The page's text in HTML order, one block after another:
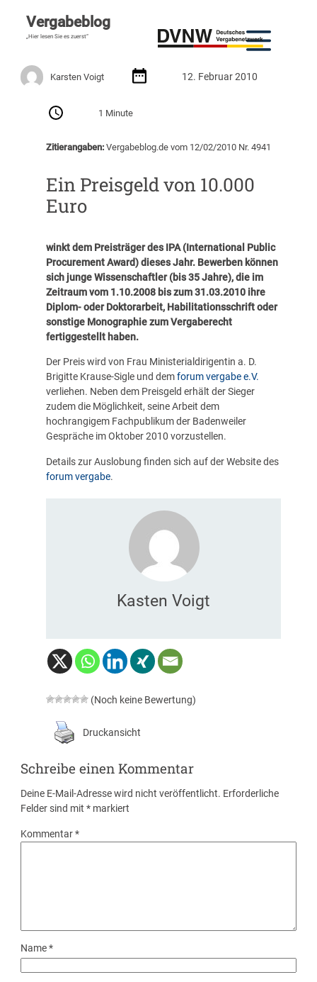
Vergabeblog
„Hier lesen Sie es zuerst“
Karsten Voigt 12. Februar 2010
1 Minute
Zitierangaben:Vergabeblog.de vom 12/02/2010 Nr. 4941
Ein Preisgeld von 10.000
Euro
winkt dem Preisträger des IPA (International Public
Procurement Award) dieses Jahr. Bewerben können
sich junge Wissenschaftler (bis 35 Jahre), die im
Zeitraum vom 1.10.2008 bis zum 31.03.2010 ihre
Diplom- oder Doktorarbeit, Habilitationsschrift oder
sonstige Monographie zum Vergaberecht
fertiggestellt haben.
Der Preis wird von Frau Ministerialdirigentin a. D.
Brigitte Krause-Sigle und demforum vergabe e.V.
verliehen. Neben dem Preisgeld erhält der Sieger
zudem die Möglichkeit, seine Arbeit dem
hochrangigem Fachpublikum der Badenweiler
Gespräche im Oktober 2010 vorzustellen.
Details zur Auslobung finden sich auf der Website des
forum vergabe.
Kasten Voigt
(Noch keine Bewertung)
Druckansicht
Schreibe einen Kommentar
Deine E-Mail-Adresse wird nicht veröffentlicht. Erforderliche
Felder sind mit* markiert
Kommentar*
Name*